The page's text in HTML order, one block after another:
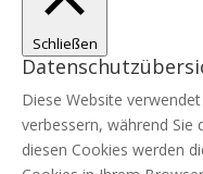
Schließen
Diese Website
verbessern, während Sie
diesen Cookies werden